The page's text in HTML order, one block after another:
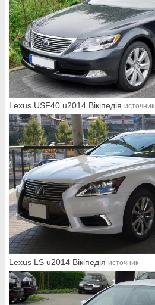
Lexus USF40 u2014 Вікіпедія источник
Lexus LS u2014 Вікіпедія источник